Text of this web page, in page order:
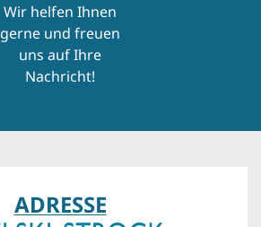
Wir helfen Ihnen
gerne und freuen
uns auf Ihre
Nachricht!
ADRESSE